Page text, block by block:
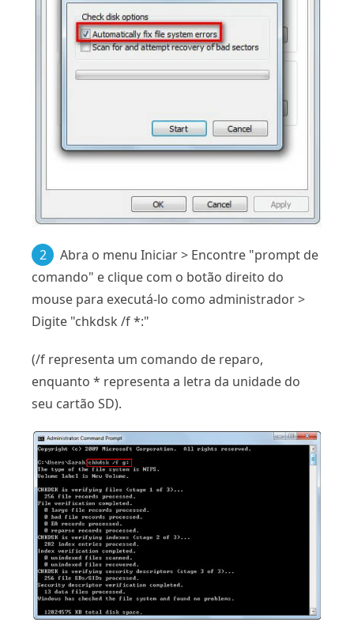
2
Abra o menu Iniciar > Encontre "prompt de
comando" e clique com o botão direito do
mouse para executá-lo como administrador >
Digite "chkdsk /f *:"
(/f representa um comando de reparo,
enquanto * representa a letra da unidade do
seu cartão SD).